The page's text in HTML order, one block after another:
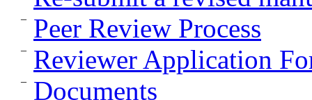
Peer Review Process
Reviewer Application
Documents